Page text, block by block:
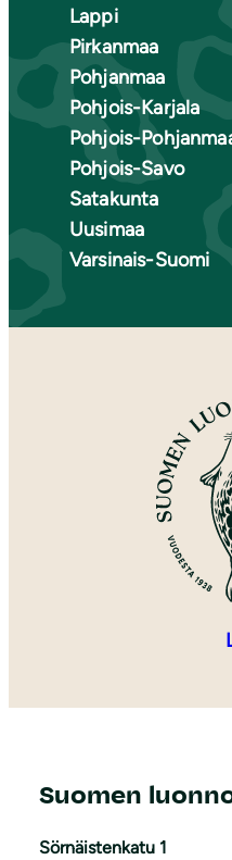
Lappi
Pirkanmaa
Pohjanmaa
Pohjois-Karjala
Pohjois-
Pohjois-Savo
Satakunta
Uusimaa
Varsinais-Suomi
Suomen
Sörnäistenkatu 1